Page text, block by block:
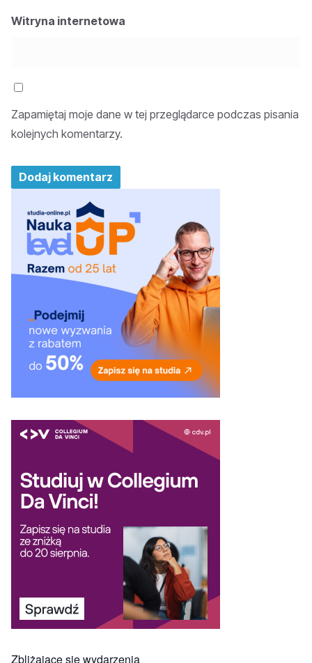
Witryna internetowa
Zapamiętaj moje dane w tej przeglądarce podczas pisania
kolejnych komentarzy.
Zbliżające się wydarzenia